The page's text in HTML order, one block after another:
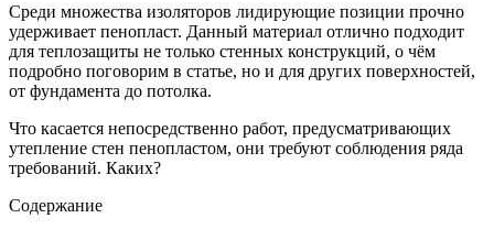
Среди множества изоляторов лидирующие позиции прочно
удерживает пенопласт. Данный материал отлично подходит
для теплозащиты не только стенных конструкций, о чём
подробно поговорим в статье, но и для других поверхностей,
от фундамента до потолка.
Что касается непосредственно работ, предусматривающих
утепление стен пенопластом, они требуют соблюдения ряда
требований. Каких?
Содержание